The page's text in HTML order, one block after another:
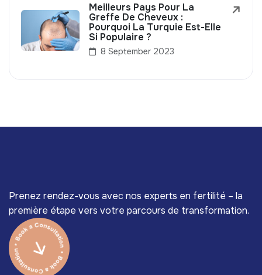
Meilleurs Pays Pour La
Greffe De Cheveux :
Pourquoi La Turquie Est-Elle
Si Populaire ?
8 September 2023
Prenez rendez-vous avec nos experts en fertilité – la
première étape vers votre parcours de transformation.